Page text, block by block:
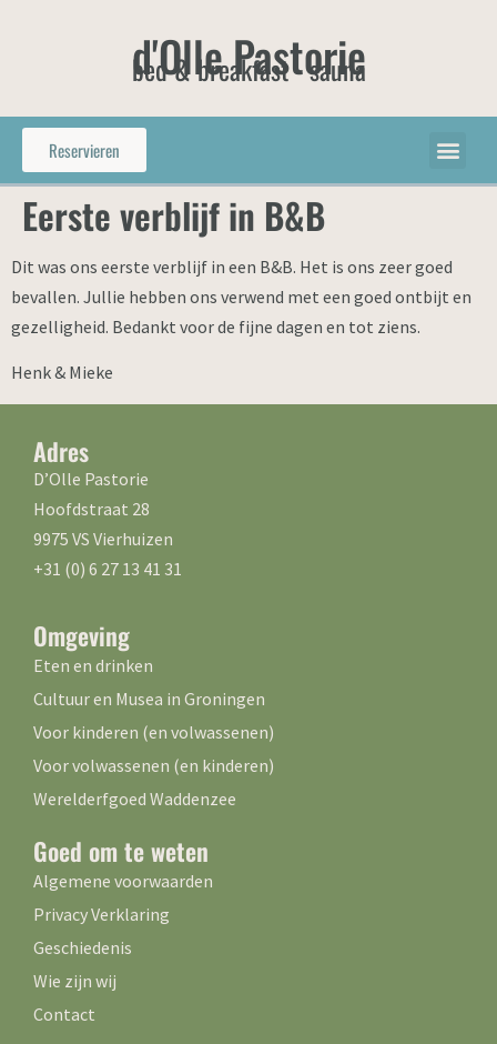
d'Olle Pastorie
bed & breakfast - sauna
Reservieren
Eerste verblijf in B&B
Dit was ons eerste verblijf in een B&B. Het is ons zeer goed
bevallen. Jullie hebben ons verwend met een goed ontbijt en
gezelligheid. Bedankt voor de fijne dagen en tot ziens.
Henk & Mieke
Adres
D’Olle Pastorie
Hoofdstraat 28
9975 VS Vierhuizen
+31 (0) 6 27 13 41 31
Omgeving
Eten en drinken
Cultuur en Musea in Groningen
Voor kinderen (en volwassenen)
Voor volwassenen (en kinderen)
Werelderfgoed Waddenzee
Goed om te weten
Algemene voorwaarden
Privacy Verklaring
Geschiedenis
Wie zijn wij
Contact